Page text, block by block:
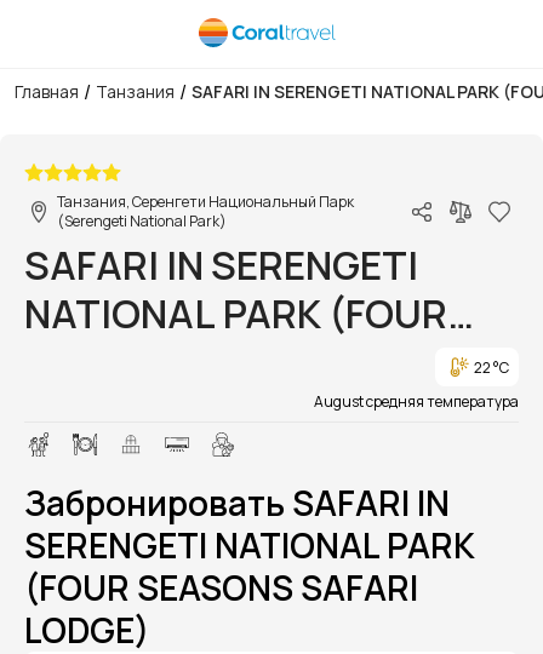
Главная / Танзания / SAFARI IN SERENGETI NATIONAL PARK
Танзания, Серенгети Национальный Парк
(Serengeti National Park)
SAFARI IN SERENGETI
NATIONAL PARK (FOUR
SEASONS SAFARI LODGE)
22 °C
August средняя температура
Забронировать SAFARI IN
SERENGETI NATIONAL PARK
(FOUR SEASONS SAFARI
LODGE)